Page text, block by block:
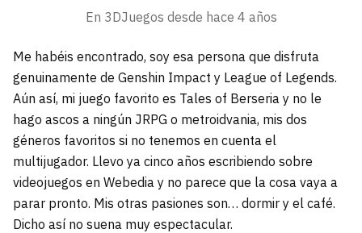
En 3DJuegos desde hace 4 años
Me habéis encontrado, soy esa persona que disfruta
genuinamente de Genshin Impact y League of Legends.
Aún así, mi juego favorito es Tales of Berseria y no le
hago ascos a ningún JRPG o metroidvania, mis dos
géneros favoritos si no tenemos en cuenta el
multijugador. Llevo ya cinco años escribiendo sobre
videojuegos en Webedia y no parece que la cosa vaya a
parar pronto. Mis otras pasiones son… dormir y el café.
Dicho así no suena muy espectacular.
¿Todavía no tienes cuenta?
Regístrate gratis
disponible, pero puedes seguir usando tu cuenta
de 3DJuegos:
Recupera tu acceso con Facebook
carácter inicial), pero no mayúsculas, espacios,
tildes o caracteres especiales.
He leído y acepto lapolitica de
privacidad y de participación
Registrarse en 3DJuegos
Entra con Google